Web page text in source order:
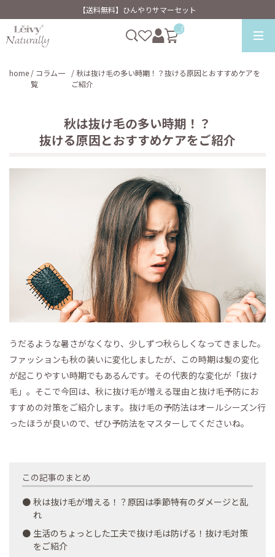
【送料無料】ひんやりサマーセット
__ITM_CNT__
home / コラム一
覧
/ 秋は抜け毛の多い時期！？抜ける原因とおすすめケアを
ご紹介
秋は抜け毛の多い時期！？
抜ける原因とおすすめケアをご紹介
うだるような暑さがなくなり、少しずつ秋らしくなってきました。
ファッションも秋の装いに変化しましたが、この時期は髪の変化
が起こりやすい時期でもあるんです。その代表的な変化が「抜け
毛」。そこで今回は、秋に抜け毛が増える理由と抜け毛予防にお
すすめの対策をご紹介します。抜け毛の予防法はオールシーズン行
ったほうが良いので、ぜひ予防法をマスターしてくださいね。
この記事のまとめ
秋は抜け毛が増える！？原因は季節特有のダメージと乱
れ
生活のちょっとした工夫で抜け毛は防げる！抜け毛対策
をご紹介